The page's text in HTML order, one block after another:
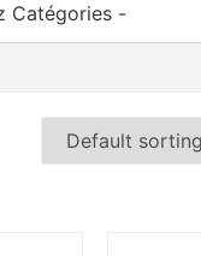
Catégories -